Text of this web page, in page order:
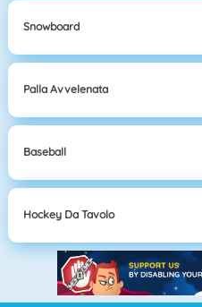
Snowboard
Palla Avvelenata
Baseball
Hockey Da Tavolo